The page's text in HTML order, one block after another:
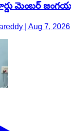
మెంబర్
| Aug 7, 2026